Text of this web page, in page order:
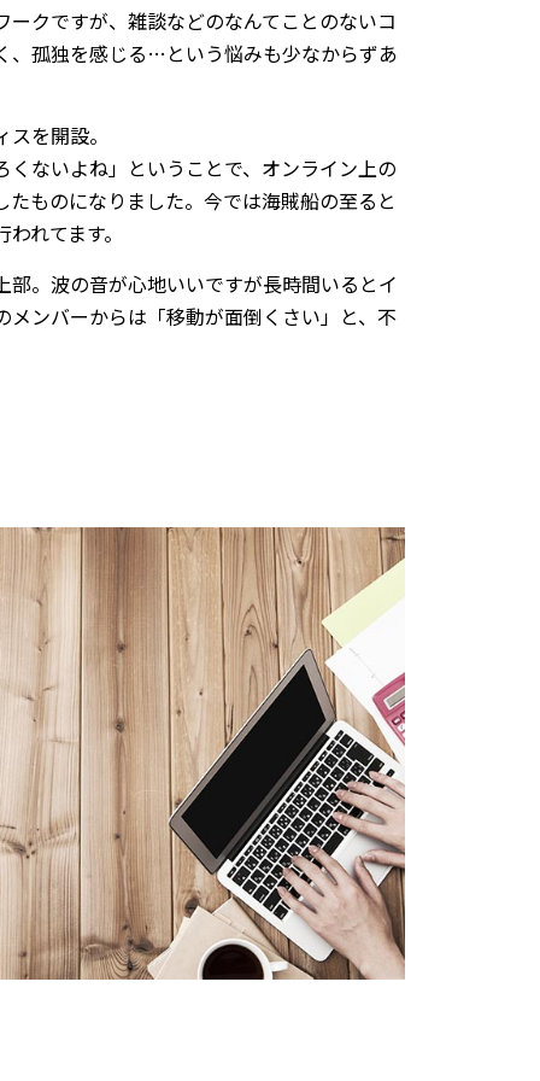
クですが、雑談などのなんてことのないコ
、孤独を感じる…という悩みも少なからずあ
を開設。
ないよね」ということで、オンライン上の
ものになりました。今では海賊船の至ると
れてます。
。波の音が心地いいですが長時間いるとイ
ンバーからは「移動が面倒くさい」と、不